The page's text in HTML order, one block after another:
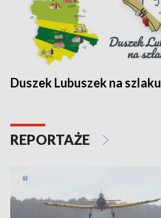
Duszek Lubuszek na szlaku
REPORTAŻE